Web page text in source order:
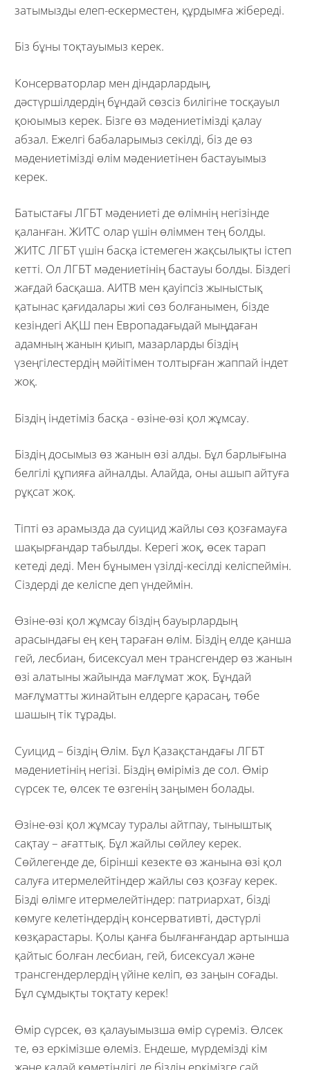
затымызды елеп-ескерместен, құрдымға жібереді.
Біз бұны тоқтауымыз керек.
Консерваторлар мен діндарлардың,
дәстүршілдердің бұндай сөзсіз билігіне тосқауыл
қоюымыз керек. Бізге өз мәдениетімізді қалау
абзал. Ежелгі бабаларымыз секілді, біз де өз
мәдениетімізді өлім мәдениетінен бастауымыз
керек.
Батыстағы ЛГБТ мәдениеті де өлімнің негізінде
қаланған. ЖИТС олар үшін өліммен тең болды.
ЖИТС ЛГБТ үшін басқа істемеген жақсылықты істеп
кетті. Ол ЛГБТ мәдениетінің бастауы болды. Біздегі
жағдай басқаша. АИТВ мен қауіпсіз жыныстық
қатынас қағидалары жиі сөз болғанымен, бізде
кезіндегі АҚШ пен Европадағыдай мыңдаған
адамның жанын қиып, мазарларды біздің
үзеңгілестердің мәйітімен толтырған жаппай індет
жоқ.
Біздің індетіміз басқа - өзіне-өзі қол жұмсау.
Біздің досымыз өз жанын өзі алды. Бұл барлығына
белгілі құпияға айналды. Алайда, оны ашып айтуға
рұқсат жоқ.
Тіпті өз арамызда да суицид жайлы сөз қозғамауға
шақырғандар табылды. Керегі жоқ, өсек тарап
кетеді деді. Мен бұнымен үзілді-кесілді келіспеймін.
Сіздерді де келіспе деп үндеймін.
Өзіне-өзі қол жұмсау біздің бауырлардың
арасындағы ең кең тараған өлім. Біздің елде қанша
гей, лесбиан, бисексуал мен трансгендер өз жанын
өзі алатыны жайында мағлұмат жоқ. Бұндай
мағлұматты жинайтын елдерге қарасаң, төбе
шашың тік тұрады.
Суицид – біздің Өлім. Бұл Қазақстандағы ЛГБТ
мәдениетінің негізі. Біздің өміріміз де сол. Өмір
сүрсек те, өлсек те өзгенің заңымен болады.
Өзіне-өзі қол жұмсау туралы айтпау, тыныштық
сақтау – ағаттық. Бұл жайлы сөйлеу керек.
Сөйлегенде де, бірінші кезекте өз жанына өзі қол
салуға итермелейтіндер жайлы сөз қозғау керек.
Бізді өлімге итермелейтіндер: патриархат, бізді
көмуге келетіндердің консервативті, дәстүрлі
көзқарастары. Қолы қанға былғанғандар артынша
қайтыс болған лесбиан, гей, бисексуал және
трансгендерлердің үйіне келіп, өз заңын соғады.
Бұл сұмдықты тоқтату керек!
Өмір сүрсек, өз қалауымызша өмір сүреміз. Өлсек
те, өз еркімізше өлеміз. Ендеше, мүрдемізді кім
және қалай көметіндігі де біздің еркімізге сай